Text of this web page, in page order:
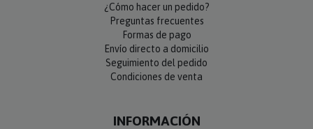
¿Cómo hacer un pedido?
Preguntas frecuentes
Formas de pago
Envío directo a domicilio
Seguimiento del pedido
Condiciones de venta
INFORMACIÓN